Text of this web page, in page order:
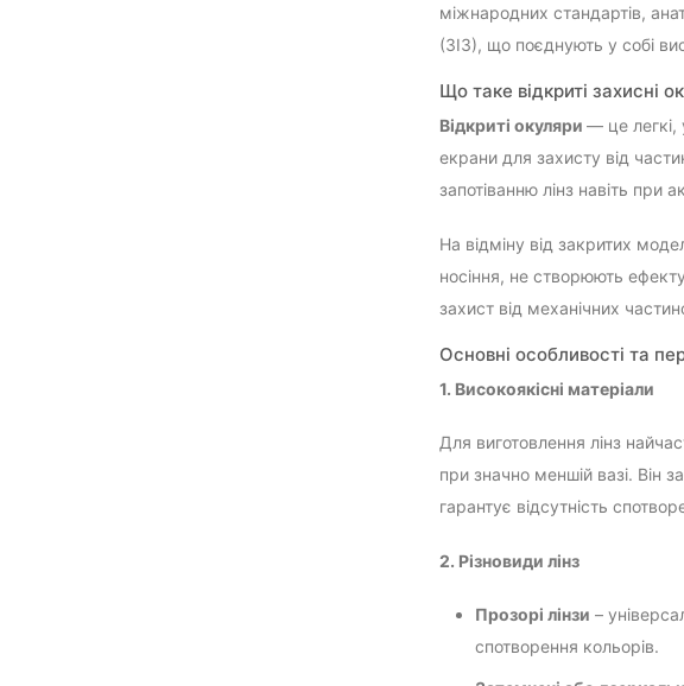
міжнародних стандартів,
(ЗІЗ), що поєднують у собі
Що таке відкриті захисні
Відкриті окуляри — це легкі,
екрани для захисту від
запотіванню лінз навіть при
На відміну від закритих
носіння, не створюють
захист від механічних
Основні особливості та
1. Високоякісні матеріали
Для виготовлення лінз
при значно меншій вазі. Він
гарантує відсутність
2. Різновиди лінз
Прозорі лінзи –
спотворення кольорів.